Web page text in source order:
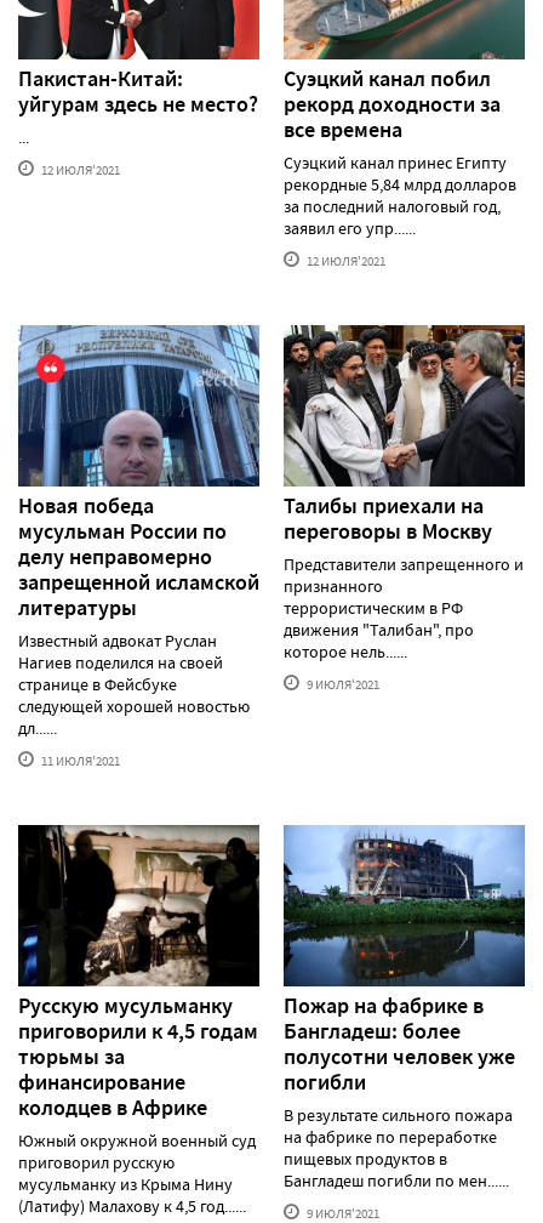
Пакистан-Китай:
уйгурам здесь не место?
...
12 ИЮЛЯ'2021
Суэцкий канал побил
рекорд доходности за
все времена
Суэцкий канал принес Египту
рекордные 5,84 млрд долларов
за последний налоговый год,
заявил его упр......
12 ИЮЛЯ'2021
Новая победа
мусульман России по
делу неправомерно
запрещенной исламской
литературы
Известный адвокат Руслан
Нагиев поделился на своей
странице в Фейсбуке
следующей хорошей новостью
дл......
11 ИЮЛЯ'2021
Талибы приехали на
переговоры в Москву
Представители запрещенного и
признанного
террористическим в РФ
движения "Талибан", про
которое нель......
9 ИЮЛЯ'2021
Русскую мусульманку
приговорили к 4,5 годам
тюрьмы за
финансирование
колодцев в Африке
Южный окружной военный суд
приговорил русскую
мусульманку из Крыма Нину
(Латифу) Малахову к 4,5 год......
Пожар на фабрике в
Бангладеш: более
полусотни человек уже
погибли
В результате сильного пожара
на фабрике по переработке
пищевых продуктов в
Бангладеш погибли по мен......
9 ИЮЛЯ'2021